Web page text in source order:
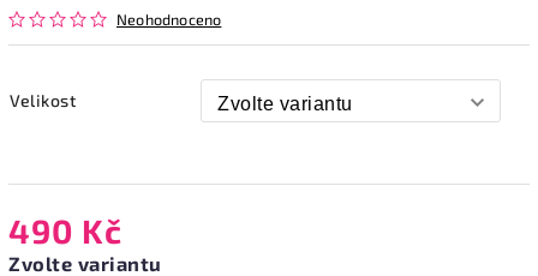
Neohodnoceno
Velikost
490 Kč
Zvolte variantu